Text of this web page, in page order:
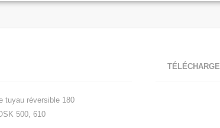
tuyau réversible 180
500, 610